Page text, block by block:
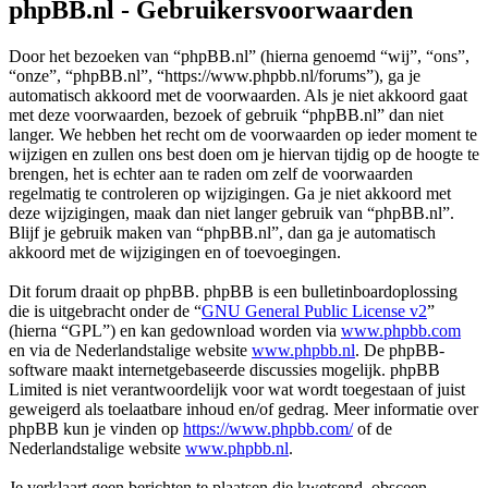
phpBB.nl - Gebruikersvoorwaarden
Door het bezoeken van “phpBB.nl” (hierna genoemd “wij”, “ons”,
“onze”, “phpBB.nl”, “https://www.phpbb.nl/forums”), ga je
automatisch akkoord met de voorwaarden. Als je niet akkoord gaat
met deze voorwaarden, bezoek of gebruik “phpBB.nl” dan niet
langer. We hebben het recht om de voorwaarden op ieder moment te
wijzigen en zullen ons best doen om je hiervan tijdig op de hoogte te
brengen, het is echter aan te raden om zelf de voorwaarden
regelmatig te controleren op wijzigingen. Ga je niet akkoord met
deze wijzigingen, maak dan niet langer gebruik van “phpBB.nl”.
Blijf je gebruik maken van “phpBB.nl”, dan ga je automatisch
akkoord met de wijzigingen en of toevoegingen.
Dit forum draait op phpBB. phpBB is een bulletinboardoplossing
die is uitgebracht onder de “GNU General Public License v2”
(hierna “GPL”) en kan gedownload worden via www.phpbb.com
en via de Nederlandstalige website www.phpbb.nl. De phpBB-
software maakt internetgebaseerde discussies mogelijk. phpBB
Limited is niet verantwoordelijk voor wat wordt toegestaan of juist
geweigerd als toelaatbare inhoud en/of gedrag. Meer informatie over
phpBB kun je vinden op https://www.phpbb.com/of de
Nederlandstalige website www.phpbb.nl.